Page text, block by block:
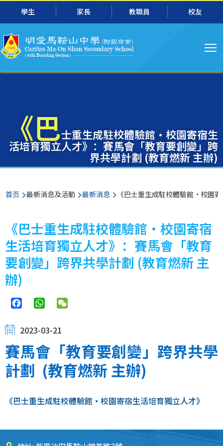
跳转到主要内容
學生 家長 教職員 校友
导
航
《巴士重生成駐校體驗館‧校園寄宿生
活培育獨立人才》：賽馬會「教育要創變」跨
界共學計劃 (教育燃新 主辦)
面
包
屑
首页 最新消息及活動 最新消息 《巴士重生成駐校體驗館‧校園寄
《巴士重生成駐校體驗館‧校園寄宿
生活培育獨立人才》：賽馬會「教育
要創變」跨界共學計劃 (教育燃新 主
辦)
FacebookWhatsApp
2023-03-21
賽馬會「教育要創變」跨界共學
計劃 (教育燃新 主辦)
《巴士重生成駐校體驗館‧校園寄宿生活培育獨立人才》